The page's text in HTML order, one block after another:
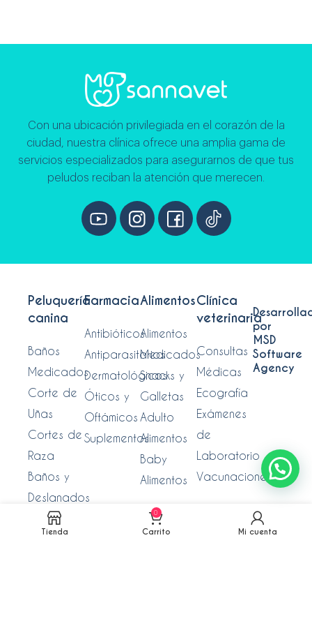
Con una ubicación privilegiada en el corazón de la
ciudad, nuestra clínica ofrece una amplia gama de
servicios especializados para asegurarnos de que tus
peludos reciban la atención que merecen.
Peluquería
canina
Baños
Medicados
Corte de
Uñas
Cortes de
Raza
Baños y
Deslanados
Farmacia
Antibióticos
Antiparasitarios
Dermatológicos
Óticos y
Oftámicos
Suplementos
Alimentos
Alimentos
Medicados
Snacks y
Galletas
Adulto
Alimentos
Baby
Alimentos
Clínica
veterinaria
Consultas
Médicas
Ecografía
Exámenes
de
Laboratorio
Vacunaciones
por
MSD
Software
Agency
Tienda
0
Carrito Mi cuenta